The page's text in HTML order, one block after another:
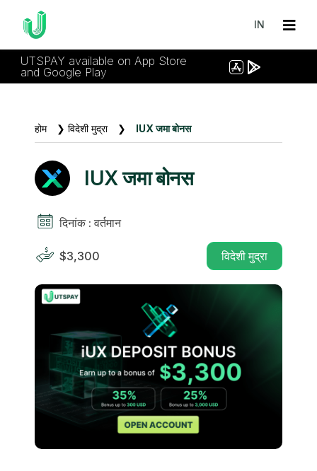
IN
UTSPAY available on App Store
and Google Play
होम ❯ विदेशी मुद्रा ❯ IUX जमा बोनस
IUX जमा बोनस
दिनांक : वर्तमान
$3,300 विदेशी मुद्रा